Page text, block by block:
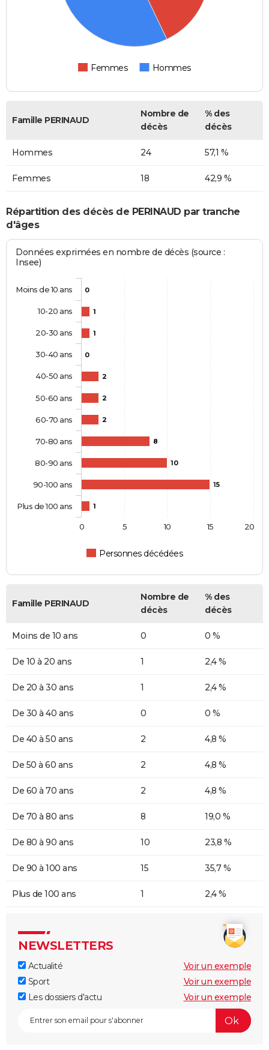
Femmes Hommes
Famille PERINAUD
Nombre de
décès
% des
décès
Hommes 24 57,1 %
Femmes 18 42,9 %
Répartition des décès de PERINAUD par tranche
d'âges
Données exprimées en nombre de décès (source :
Insee)
0
1
1
0
2
2
2
8
10
15
1
Personnes décédées
Moins de 10 ans
10-20 ans
20-30 ans
30-40 ans
40-50 ans
50-60 ans
60-70 ans
70-80 ans
80-90 ans
90-100 ans
Plus de 100 ans
0 5 10 15 20
Famille PERINAUD
Nombre de
décès
% des
décès
Moins de 10 ans 0 0 %
De 10 à 20 ans 1 2,4 %
De 20 à 30 ans 1 2,4 %
De 30 à 40 ans 0 0 %
De 40 à 50 ans 2 4,8 %
De 50 à 60 ans 2 4,8 %
De 60 à 70 ans 2 4,8 %
De 70 à 80 ans 8 19,0 %
De 80 à 90 ans 10 23,8 %
De 90 à 100 ans 15 35,7 %
Plus de 100 ans 1 2,4 %
NEWSLETTERS
Actualité
Voir un exemple
Sport
Voir un exemple
Les dossiers d'actu
Voir un exemple